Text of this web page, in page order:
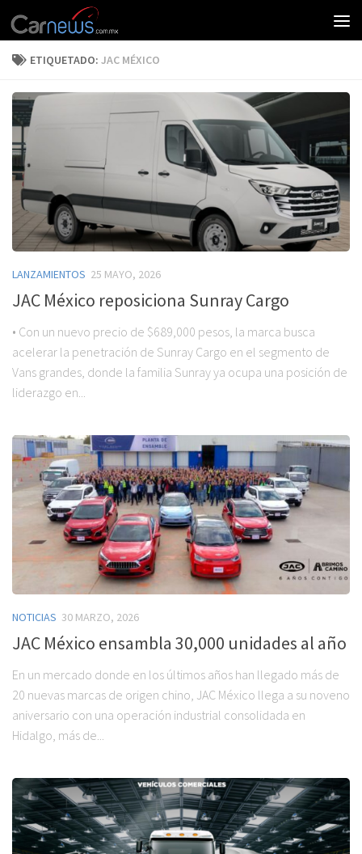
ETIQUETADO: JAC MÉXICO
LANZAMIENTOS 25 MAYO, 2026
JAC México reposiciona Sunray Cargo
• Con un nuevo precio de $689,000 pesos, la marca busca
acelerar la penetración de Sunray Cargo en el segmento de
Vans grandes, donde la familia Sunray ya ocupa una posición de
liderazgo en...
NOTICIAS 30 MARZO, 2026
JAC México ensambla 30,000 unidades al año
En un mercado donde en los últimos años han llegado más de
20 nuevas marcas de origen chino, JAC México llega a su noveno
aniversario con una operación industrial consolidada en
Hidalgo, más de...